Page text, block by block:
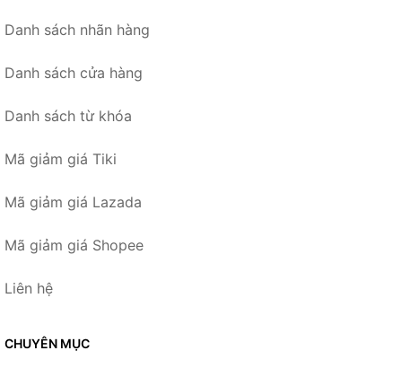
Danh sách nhãn hàng
Danh sách cửa hàng
Danh sách từ khóa
Mã giảm giá Tiki
Mã giảm giá Lazada
Mã giảm giá Shopee
Liên hệ
CHUYÊN MỤC